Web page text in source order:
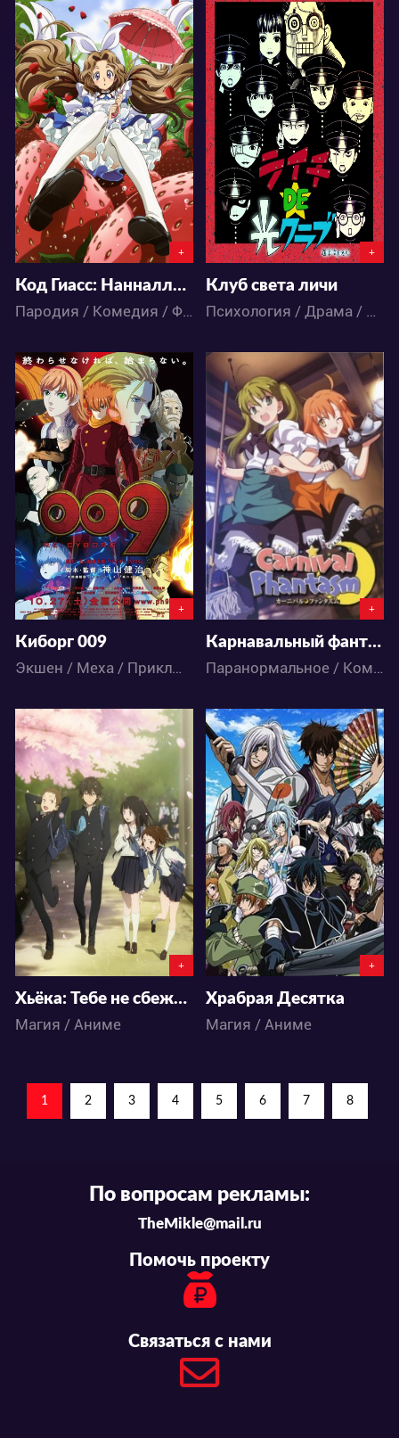
4513
1 0
+
Код Гиасс: Нанналли в Стране Чудес
Пародия / Комедия / Фэнтези / Аниме
4789
0 2
+
Клуб света личи
Психология / Драма / Комедия / Романтика / Ужасы / Аниме
4517
0 1
+
Киборг 009
Экшен / Меха / Приключения / Сёнэн / Фантастика / Аниме
3253
0 1
+
Карнавальный фантазм: Спешл ХибиЧика
Паранормальное / Комедия / Аниме
8474
0
+
Хьёка: Тебе не сбежать
Магия / Аниме
4280
1 1
+
Храбрая Десятка
Магия / Аниме
1 2 3 4 5 6 7 8
По вопросам рекламы:
TheMikle@mail.ru
Помочь проекту
Связаться с нами